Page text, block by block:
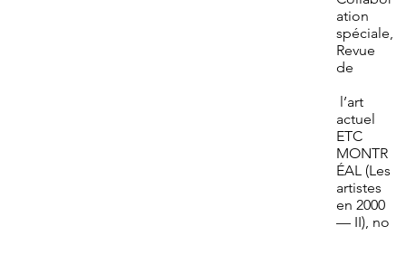
ation
spéciale,
Revue
de
l’art
actuel
ETC
MONTR
ÉAL (Les
artistes
en 2000
— II), no